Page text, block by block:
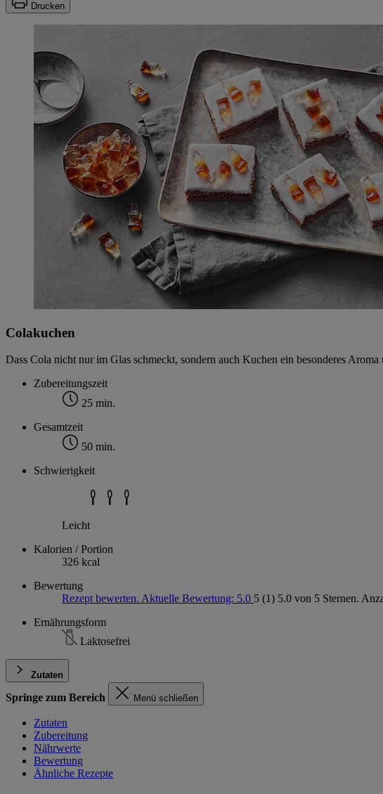
Drucken
Colakuchen
Dass Cola nicht nur im Glas schmeckt, sondern auch Kuchen ein besonderes
Zubereitungszeit
25 min.
Gesamtzeit
50 min.
Schwierigkeit
Leicht
Kalorien / Portion
326 kcal
Bewertung
Rezept bewerten. Aktuelle Bewertung: 5.0 5 (1) 5.0 von 5 Sternen.
Ernährungsform
Laktosefrei
Zutaten
Springe zum Bereich Menü schließen
Zutaten
Zubereitung
Nährwerte
Bewertung
Ähnliche Rezepte